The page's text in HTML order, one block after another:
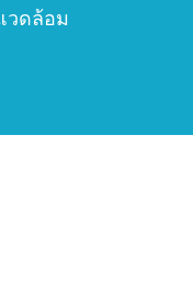
วดล้อม